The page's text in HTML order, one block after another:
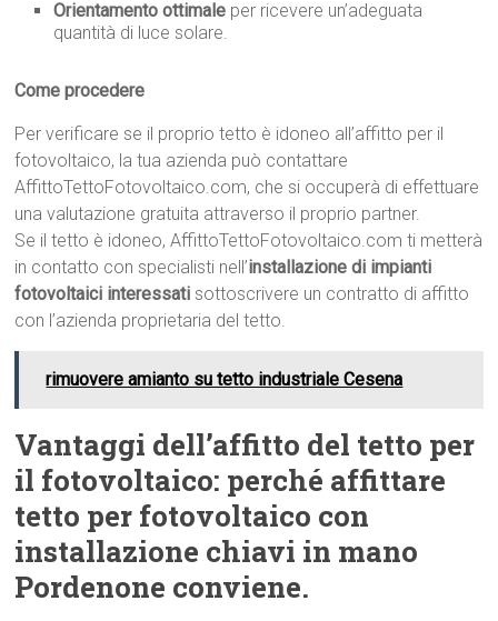
Orientamento ottimale per ricevere un’adeguata
quantità di luce solare.
Come procedere
Per verificare se il proprio tetto è idoneo all’affitto per il
fotovoltaico, la tua azienda può contattare
AffittoTettoFotovoltaico.com, che si occuperà di effettuare
una valutazione gratuita attraverso il proprio partner.
Se il tetto è idoneo, AffittoTettoFotovoltaico.com ti metterà
in contatto con specialisti nell’installazione di impianti
fotovoltaici interessati sottoscrivere un contratto di affitto
con l’azienda proprietaria del tetto.
rimuovere amianto su tetto industriale Cesena
Vantaggi dell’affitto del tetto per
il fotovoltaico: perché affittare
tetto per fotovoltaico con
installazione chiavi in mano
Pordenone conviene.